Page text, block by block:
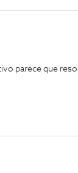
parece que